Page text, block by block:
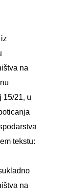
na
15/21, u
tekstu:
na